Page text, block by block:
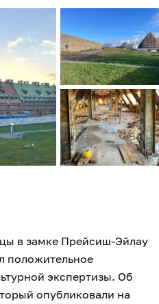
в замке Прейсиш-Эйлау
положительное
экспертизы. Об
опубликовали на